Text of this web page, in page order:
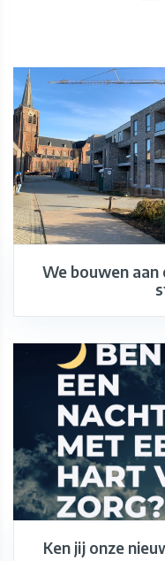
We bouwen aan
Ken jij onze